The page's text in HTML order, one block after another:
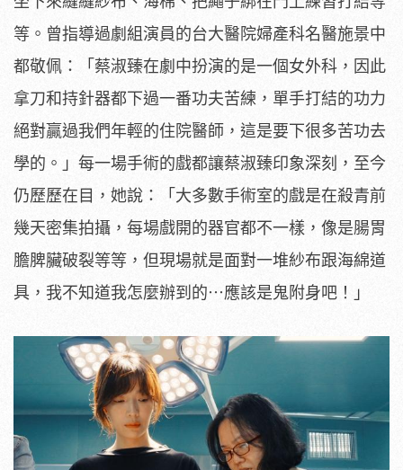
等。 曾指導過劇組演員的台大醫院婦產科名醫施景中
都敬佩：「 蔡淑臻在劇中扮演的是一個女外科， 因此
拿刀和持針器都下過一番功夫苦練， 單手打結的功力
絕對贏過我們年輕的住院醫師， 這是要下很多苦功去
學的。」每一場手術的戲都讓蔡淑臻印象深刻， 至今
仍歷歷在目，她說：「 大多數手術室的戲是在殺青前
幾天密集拍攝， 每場戲開的器官都不一樣，像是腸胃
膽脾臟破裂等等， 但現場就是面對一堆紗布跟海綿道
具，我不知道我怎麼辦到的⋯應該是鬼附身吧！」